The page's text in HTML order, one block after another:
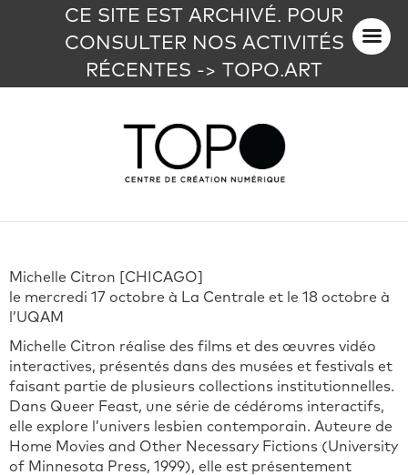
CE SITE EST ARCHIVÉ. POUR
CONSULTER NOS ACTIVITÉS
RÉCENTES -> TOPO.ART
Michelle Citron [CHICAGO]
le mercredi 17 octobre à La Centrale et le 18 octobre à
l’UQAM
Michelle Citron réalise des films et des œuvres vidéo
interactives, présentés dans des musées et festivals et
faisant partie de plusieurs collections institutionnelles.
Dans Queer Feast, une série de cédéroms interactifs,
elle explore l’univers lesbien contemporain. Auteure de
Home Movies and Other Necessary Fictions (University
of Minnesota Press, 1999), elle est présentement